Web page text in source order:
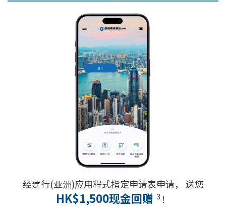
经建行(亚洲)应用程式指定申请表申请， 送您
HK$1,500现金回赠 3 ！